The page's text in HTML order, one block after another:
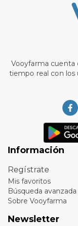
Vooyfarma cuenta
tiempo real con
Información
Regístrate
Mis favoritos
Búsqueda avanzada
Sobre Vooyfarma
Newsletter